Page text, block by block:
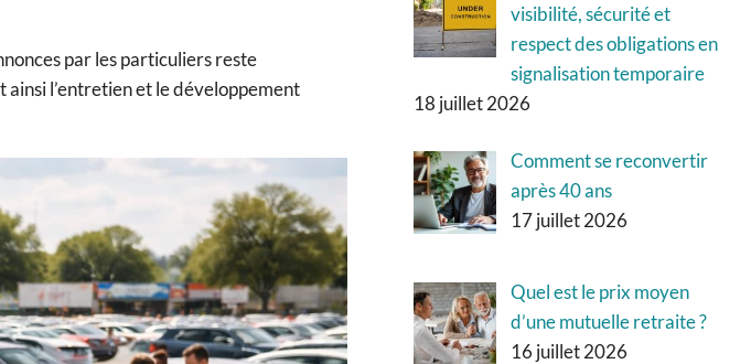
par les particuliers reste
l’entretien et le développement
visibilité, sécurité et
respect des obligations en
signalisation temporaire
18 juillet 2026
Comment se reconvertir
après 40 ans
17 juillet 2026
Quel est le prix moyen
d’une mutuelle retraite ?
16 juillet 2026